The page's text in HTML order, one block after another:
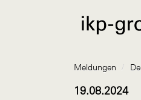
Meldungen /
19.08.2024